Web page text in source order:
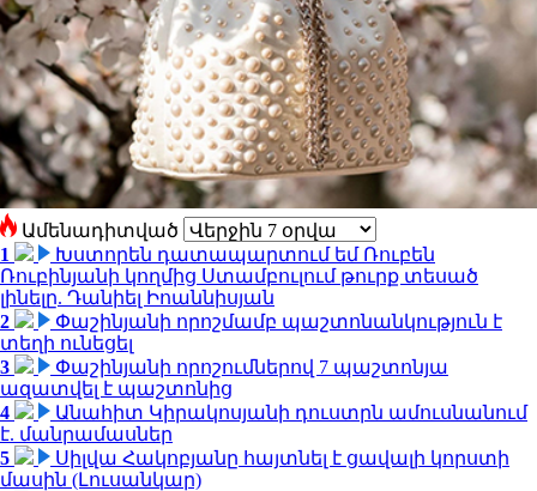
Ամենադիտված
1
Խստորեն դատապարտում եմ Ռուբեն
Ռուբինյանի կողմից Ստամբուլում թուրք տեսած
լինելը. Դանիել Իոաննիսյան
2
Փաշինյանի որոշմամբ պաշտոնանկություն է
տեղի ունեցել
3
Փաշինյանի որոշումներով 7 պաշտոնյա
ազատվել է պաշտոնից
4
Անահիտ Կիրակոսյանի դուստրն ամուսնանում
է. մանրամասներ
5
Սիլվա Հակոբյանը հայտնել է ցավալի կորստի
մասին (Լուսանկար)